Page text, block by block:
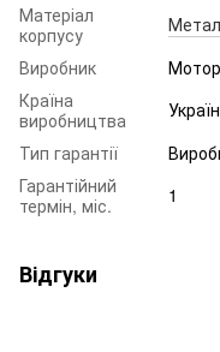
Матеріал
корпусу
Метал
Виробник
Країна
виробництва
Тип гарантії
Гарантійний
термін, міс.
1
Відгуки